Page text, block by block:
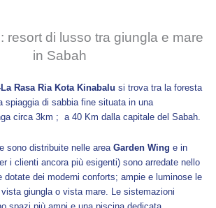
resort di lusso tra giungla e mare
in Sabah
Rasa Ria Kota Kinabalu si trova tra la foresta
spiaggia di sabbia fine situata in una
circa 3km ; a 40 Km dalla capitale del Sabah.
sono distribuite nelle area Garden Wing e in
i clienti ancora più esigenti) sono arredate nello
dotate dei moderni conforts; ampie e luminose le
giungla o vista mare. Le sistemazioni